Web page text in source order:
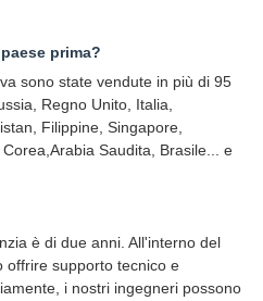
prima?
sono state vendute in più di 95
Regno Unito, Italia,
Filippine, Singapore,
Saudita, Brasile... e
è di due anni. All'interno del
offrire supporto tecnico e
i nostri ingegneri possono